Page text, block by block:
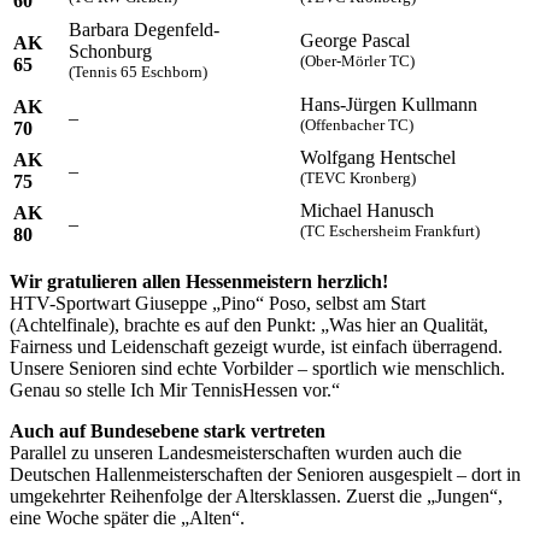
gesammelt haben. Die
Cookie-Einstellungen
jederzeit über den Link im Footer aufgerufen und
angepasst werden.
AK
65
Barbara Degenfeld-
Schonburg
(Tennis 65 Eschborn)
George Pascal
(Ober-Mörler TC)
AK
70
–
Hans-Jürgen Kullmann
(Offenbacher TC)
AK
75
–
Wolfgang Hentschel
(TEVC Kronberg)
AK
80
–
Michael Hanusch
(TC Eschersheim Frankfurt)
Wir gratulieren allen Hessenmeistern herzlich!
HTV-Sportwart Giuseppe „Pino“ Poso, selbst am Start
(Achtelfinale), brachte es auf den Punkt: „Was hier an Qualität,
Fairness und Leidenschaft gezeigt wurde, ist einfach überragend.
Unsere Senioren sind echte Vorbilder – sportlich wie menschlich.
Genau so stelle Ich Mir TennisHessen vor.“
Auch auf Bundesebene stark vertreten
Parallel zu unseren Landesmeisterschaften wurden auch die
Deutschen Hallenmeisterschaften der Senioren ausgespielt – dort in
umgekehrter Reihenfolge der Altersklassen. Zuerst die „Jungen“,
eine Woche später die „Alten“.